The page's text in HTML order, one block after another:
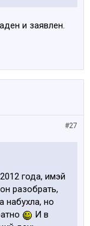
и заявлен.
#27
года, имэй
разобрать,
набухла, но
И в